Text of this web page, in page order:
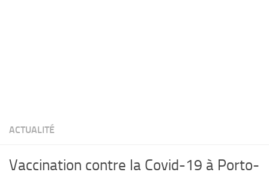
ACTUALITÉ
Vaccination contre la Covid-19 à Porto-